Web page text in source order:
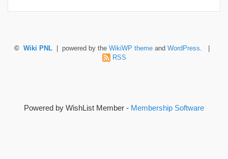
© Wiki PNL | powered by the WikiWP theme and WordPress. |
RSS
Powered by WishList Member - Membership Software